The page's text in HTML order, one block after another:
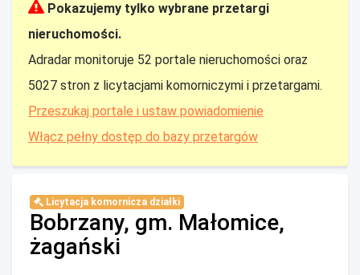
Pokazujemy tylko wybrane przetargi
nieruchomości.
Adradar monitoruje 52 portale nieruchomości oraz
5027 stron z licytacjami komorniczymi i przetargami.
Przeszukaj portale i ustaw powiadomienie
Włącz pełny dostęp do bazy przetargów
Licytacja komornicza działki
Bobrzany, gm. Małomice,
żagański